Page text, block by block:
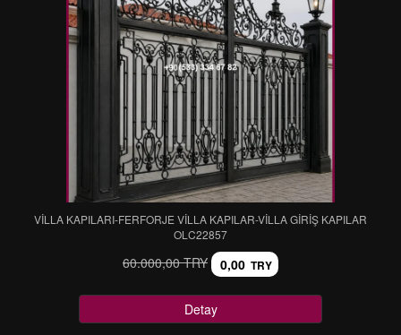
VİLLA KAPILARI-FERFORJE VİLLA KAPILAR-VİLLA GİRİŞ KAPILAR
OLC22857
60.000,00 TRY 0,00 TRY
Detay